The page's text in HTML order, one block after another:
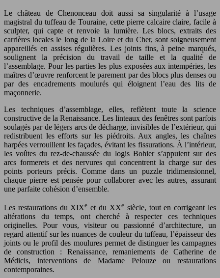
Le château de Chenonceau doit aussi sa singularité à l’usage
magistral du tuffeau de Touraine, cette pierre calcaire claire, facile à
sculpter, qui capte et renvoie la lumière. Les blocs, extraits des
carrières locales le long de la Loire et du Cher, sont soigneusement
appareillés en assises régulières. Les joints fins, à peine marqués,
soulignent la précision du travail de taille et la qualité de
l’assemblage. Pour les parties les plus exposées aux intempéries, les
maîtres d’œuvre renforcent le parement par des blocs plus denses ou
par des encadrements moulurés qui éloignent l’eau des lits de
maçonnerie.
Les techniques d’assemblage, elles, reflètent toute la science
constructive de la Renaissance. Les linteaux des fenêtres sont parfois
soulagés par de légers arcs de décharge, invisibles de l’extérieur, qui
redistribuent les efforts sur les piédroits. Aux angles, les chaînes
harpées verrouillent les façades, évitant les fissurations. À l’intérieur,
les voûtes du rez-de-chaussée du logis Bohier s’appuient sur des
arcs formerets et des nervures qui concentrent la charge sur des
points porteurs précis. Comme dans un puzzle tridimensionnel,
chaque pierre est pensée pour collaborer avec les autres, assurant
une parfaite cohésion d’ensemble.
Les restaurations du XIXe et du XXesiècle, tout en corrigeant les
altérations du temps, ont cherché à respecter ces techniques
originelles. Pour vous, visiteur ou passionné d’architecture, un
regard attentif sur les nuances de couleur du tuffeau, l’épaisseur des
joints ou le profil des moulures permet de distinguer les campagnes
de construction : Renaissance, remaniements de Catherine de
Médicis, interventions de Madame Pelouze ou restaurations
contemporaines.